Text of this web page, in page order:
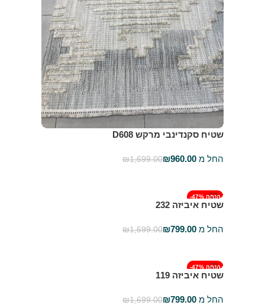
שטיח סקנדינבי מרקש D608
החל מ ₪960.00
₪1,699.00
-47% הנחה
שטיח איביזה 232
החל מ ₪799.00
₪1,699.00
-47% הנחה
שטיח איביזה 119
החל מ ₪799.00
₪1,699.00